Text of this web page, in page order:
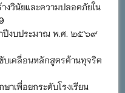
างวินัยและความปลอดภัยใน
ำปีงบประมาณ พ.ศ. ๒๕๖๙
บเคลื่อนหลักสูตรต้านทุจริต
าเพื่อยกระดับโรงเรียน